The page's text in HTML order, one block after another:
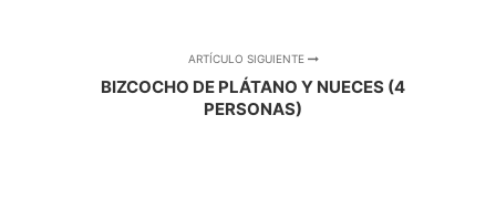
ARTÍCULO SIGUIENTE
BIZCOCHO DE PLÁTANO Y NUECES (4
PERSONAS)